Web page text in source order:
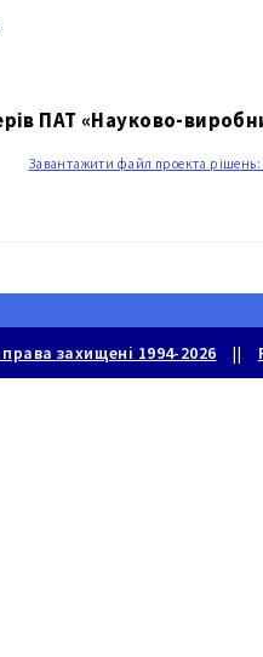
ПАТ «Науково-
Завантажити файл проекта
права захищені 1994-2026 ||